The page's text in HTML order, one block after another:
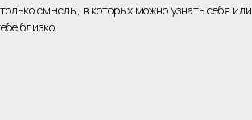
смыслы, в которых можно узнать себя или
близко.